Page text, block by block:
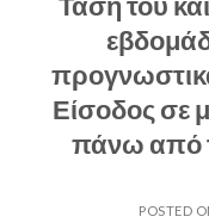
Είσοδος σε
πάνω από
POSTED